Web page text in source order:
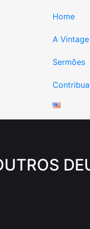
Home
A Vintage
Sermões
Contribua